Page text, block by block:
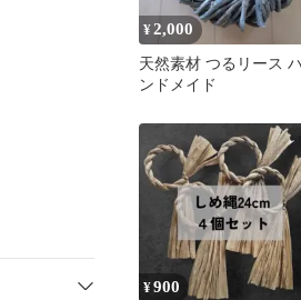
¥2,000
天然素材 つるリース ハ
ンドメイド
¥900